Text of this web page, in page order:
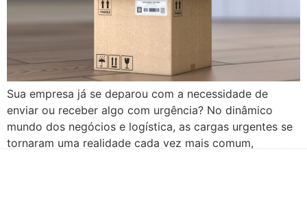
Sua empresa já se deparou com a necessidade de
enviar ou receber algo com urgência? No dinâmico
mundo dos negócios e logística, as cargas urgentes se
tornaram uma realidade cada vez mais comum,